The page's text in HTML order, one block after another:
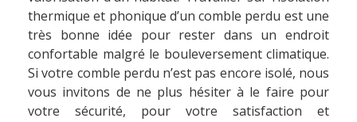
thermique et phonique d’un comble perdu est une
très bonne idée pour rester dans un endroit
confortable malgré le bouleversement climatique.
Si votre comble perdu n’est pas encore isolé, nous
vous invitons de ne plus hésiter à le faire pour
votre sécurité, pour votre satisfaction et